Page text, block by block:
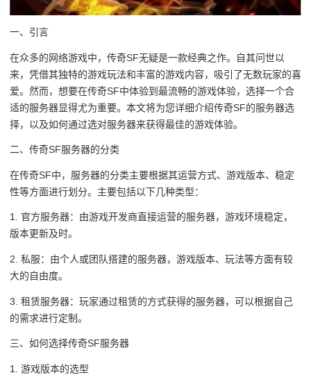
一、引言
在众多的网络游戏中，传奇SF无疑是一款经典之作。自其问世以
来，凭借其独特的游戏玩法和丰富的游戏内容，吸引了无数玩家的喜
爱。然而，想要在传奇SF中体验到最流畅的游戏体验，选择一个合
适的服务器显得尤为重要。本文将为您详细介绍传奇SF的服务器选
择，以及如何通过选对服务器来获得最佳的游戏体验。
二、传奇SF服务器的分类
在传奇SF中，服务器的分类主要根据其运营方式、游戏版本、稳定
性等方面进行划分。主要包括以下几种类型：
1. 官方服务器：由游戏开发商直接运营的服务器，游戏环境稳定，
版本更新及时。
2. 私服：由个人或团队搭建的服务器，游戏版本、玩法等方面有较
大的自由度。
3. 租赁服务器：玩家通过租赁的方式获得的服务器，可以根据自己
的需求进行定制。
三、如何选择传奇SF服务器
1. 游戏版本的选型